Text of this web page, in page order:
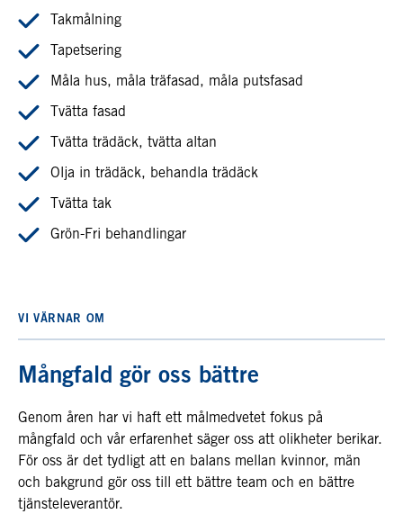
Takmålning
Tapetsering
Måla hus, måla träfasad, måla putsfasad
Tvätta fasad
Tvätta trädäck, tvätta altan
Olja in trädäck, behandla trädäck
Tvätta tak
Grön-Fri behandlingar
VI VÄRNAR OM
Mångfald gör oss bättre
Genom åren har vi haft ett målmedvetet fokus på
mångfald och vår erfarenhet säger oss att olikheter berikar.
För oss är det tydligt att en balans mellan kvinnor, män
och bakgrund gör oss till ett bättre team och en bättre
tjänsteleverantör.